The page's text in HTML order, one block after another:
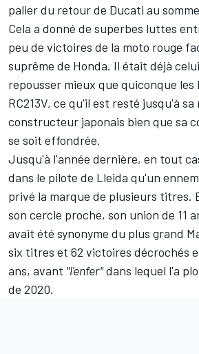
palier du retour de Ducati au
Cela a donné de superbes luttes
peu de victoires de la moto rouge
suprême de Honda. Il était déjà
repousser mieux que quiconque les
RC213V, ce qu'il est resté jusqu'à
constructeur japonais bien que sa
se soit effondrée.
Jusqu'à l'année dernière, en tout
dans le pilote de Lleida qu'un
privé la marque de plusieurs titres.
son cercle proche, son union de 11
avait été synonyme du plus grand
six titres et 62 victoires décrochés
ans, avant "l'enfer"dans lequel l'a
de 2020.